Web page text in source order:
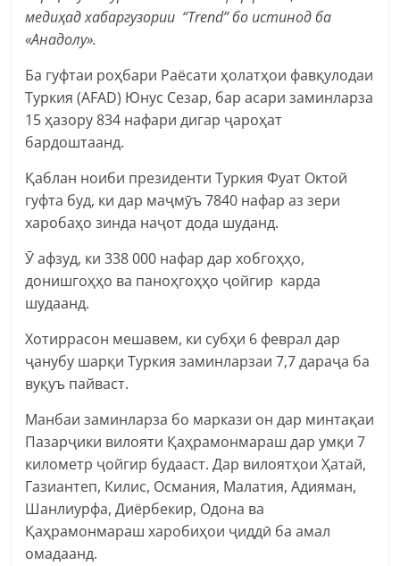
медиҳад хабаргузории “Trend” бо истинод ба
«Анадолу».
Ба гуфтаи роҳбари Раёсати ҳолатҳои фавқулодаи
Туркия (AFAD) Юнус Сезар, бар асари заминларза
15 ҳазору 834 нафари дигар ҷароҳат
бардоштаанд.
Қаблан ноиби президенти Туркия Фуат Октой
гуфта буд, ки дар маҷмӯъ 7840 нафар аз зери
харобаҳо зинда наҷот дода шуданд.
Ӯ афзуд, ки 338 000 нафар дар хобгоҳҳо,
донишгоҳҳо ва паноҳгоҳҳо ҷойгир карда
шудаанд.
Хотиррасон мешавем, ки субҳи 6 феврал дар
ҷанубу шарқи Туркия заминларзаи 7,7 дараҷа ба
вуқуъ пайваст.
Манбаи заминларза бо маркази он дар минтақаи
Пазарҷики вилояти Қаҳрамонмараш дар умқи 7
километр ҷойгир будааст. Дар вилоятҳои Ҳатай,
Газиантеп, Килис, Османия, Малатия, Адияман,
Шанлиурфа, Диёрбекир, Одона ва
Қаҳрамонмараш харобиҳои ҷиддӣ ба амал
омадаанд.